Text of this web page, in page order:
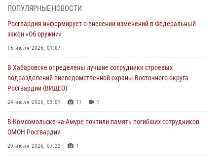
В Управлении Росгвардии по Хабаровскому краю состоялось
избирательного права
31 июля 2026, 03:26
женщине, потерявшей сознание во время массового мероприятия
29 июля 2026, 23:24 2
В Хабаровске продолжается акция «Каникулы с Росгвардией»
За прошедшую неделю в Хабаровском крае росгвардейцы провели
свыше 120 проверок условий хранения оружия
ПОПУЛЯРНЫЕ НОВОСТИ
Росгвардия информирует о внесении изменений в Федеральный
закон «Об оружии»
16 июля 2026, 01:07
В Хабаровске определены лучшие сотрудники строевых
подразделений вневедомственной охраны Восточного округа
Росгвардии (ВИДЕО)
24 июля 2026, 03:01 11 1
В Комсомольске-на-Амуре почтили память погибших сотрудников
ОМОН Росгвардии
20 июля 2026, 07:22 1